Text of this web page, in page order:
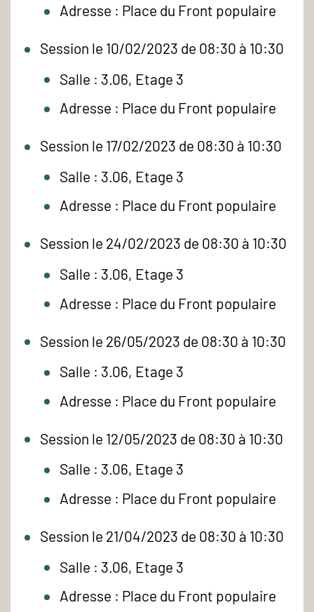
Adresse : Place du Front populaire
Session le 10/02/2023 de 08:30 à 10:30
Salle : 3.06, Etage 3
Adresse : Place du Front populaire
Session le 17/02/2023 de 08:30 à 10:30
Salle : 3.06, Etage 3
Adresse : Place du Front populaire
Session le 24/02/2023 de 08:30 à 10:30
Salle : 3.06, Etage 3
Adresse : Place du Front populaire
Session le 26/05/2023 de 08:30 à 10:30
Salle : 3.06, Etage 3
Adresse : Place du Front populaire
Session le 12/05/2023 de 08:30 à 10:30
Salle : 3.06, Etage 3
Adresse : Place du Front populaire
Session le 21/04/2023 de 08:30 à 10:30
Salle : 3.06, Etage 3
Adresse : Place du Front populaire